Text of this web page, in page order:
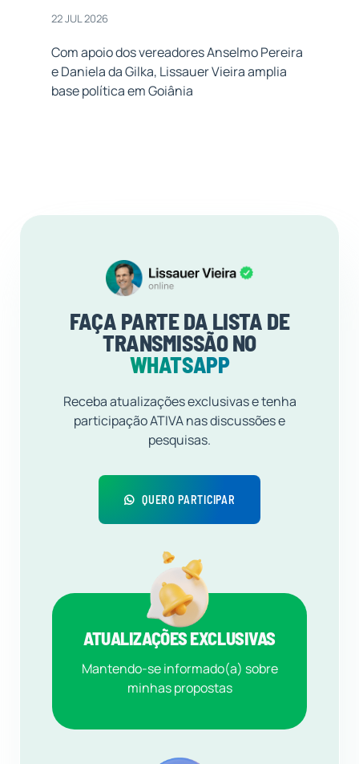
22 JUL 2026
Com apoio dos vereadores Anselmo Pereira
e Daniela da Gilka, Lissauer Vieira amplia
base política em Goiânia
FAÇA PARTE DA LISTA DE
TRANSMISSÃO NO
WHATSAPP
Receba atualizações exclusivas e tenha
participação ATIVA nas discussões e
pesquisas.
QUERO PARTICIPAR
ATUALIZAÇÕES EXCLUSIVAS
Mantendo-se informado(a) sobre
minhas propostas